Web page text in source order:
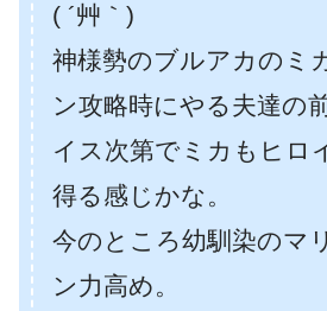
( ´艸｀)
神様勢のブルアカのミ
ン攻略時にやる夫達の
イス次第でミカもヒロ
得る感じかな。
今のところ幼馴染のマ
ン力高め。